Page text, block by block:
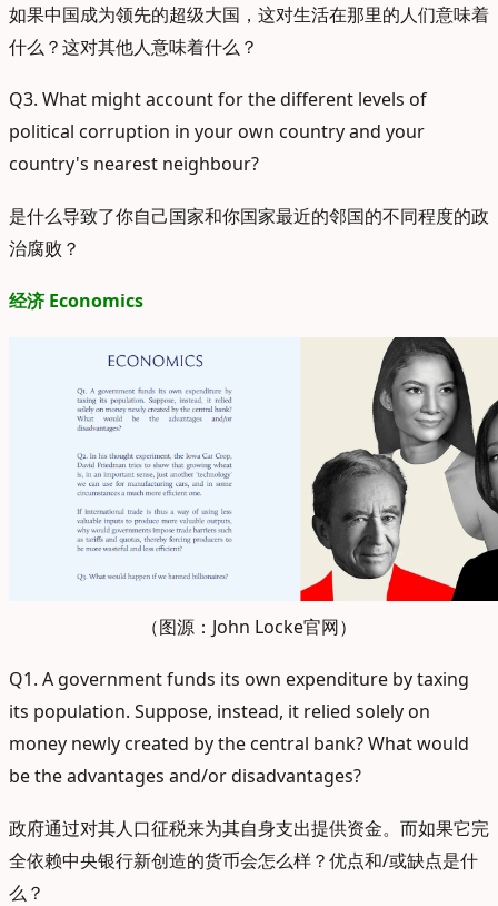
如果中国成为领先的超级大国，这对生活在那里的人们意味着
什么？这对其他人意味着什么？
Q3. What might account for the different levels of
political corruption in your own country and your
country's nearest neighbour?
是什么导致了你自己国家和你国家最近的邻国的不同程度的政
治腐败？
经济 Economics
（图源：John Locke官网）
Q1. A government funds its own expenditure by taxing
its population. Suppose, instead, it relied solely on
money newly created by the central bank? What would
be the advantages and/or disadvantages?
政府通过对其人口征税来为其自身支出提供资金。而如果它完
全依赖中央银行新创造的货币会怎么样？优点和/或缺点是什
么？